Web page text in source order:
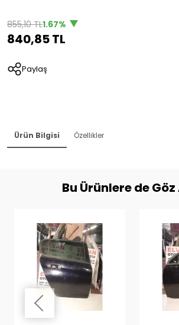
855,10 TL1.67%
840,85 TL
Paylaş
Ürün Bilgisi Özellikler
Bu Ürünlere de Göz